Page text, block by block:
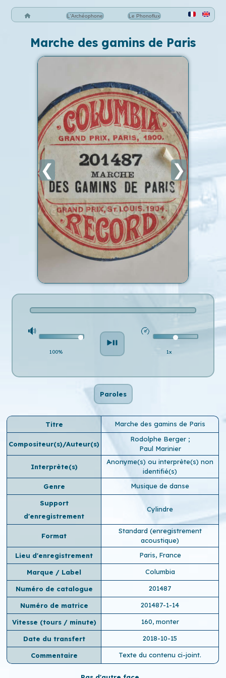
L'Archéophone Le Phonoflux
Marche des gamins de Paris
❮ ❯
100% 1x
Paroles
Titre Marche des gamins de Paris
Compositeur(s)/Auteur(s)
Rodolphe Berger ;
Paul Marinier
Interprète(s)
Anonyme(s) ou interprète(s) non
identifié(s)
Genre
Musique de danse
Support
d'enregistrement
Cylindre
Format
Standard (enregistrement
acoustique)
Lieu d'enregistrement
Paris, France
Marque / Label Columbia
Numéro de catalogue 201487
Numéro de matrice 201487-1-14
Vitesse (tours / minute) 160, monter
Date du transfert 2018-10-15
Commentaire Texte du contenu ci-joint.